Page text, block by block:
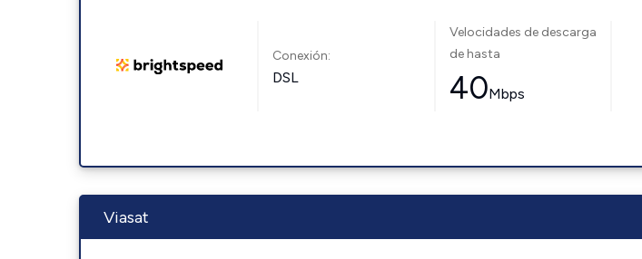
Conexión:
DSL
Velocidades de descarga
de hasta
40Mbps
Viasat